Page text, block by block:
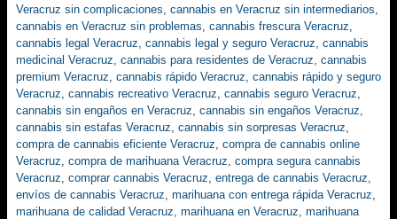
Veracruz sin complicaciones, cannabis en Veracruz sin intermediarios,
cannabis en Veracruz sin problemas, cannabis frescura Veracruz,
cannabis legal Veracruz, cannabis legal y seguro Veracruz, cannabis
medicinal Veracruz, cannabis para residentes de Veracruz, cannabis
premium Veracruz, cannabis rápido Veracruz, cannabis rápido y seguro
Veracruz, cannabis recreativo Veracruz, cannabis seguro Veracruz,
cannabis sin engaños en Veracruz, cannabis sin engaños Veracruz,
cannabis sin estafas Veracruz, cannabis sin sorpresas Veracruz,
compra de cannabis eficiente Veracruz, compra de cannabis online
Veracruz, compra de marihuana Veracruz, compra segura cannabis
Veracruz, comprar cannabis Veracruz, entrega de cannabis Veracruz,
envíos de cannabis Veracruz, marihuana con entrega rápida Veracruz,
marihuana de calidad Veracruz, marihuana en Veracruz, marihuana